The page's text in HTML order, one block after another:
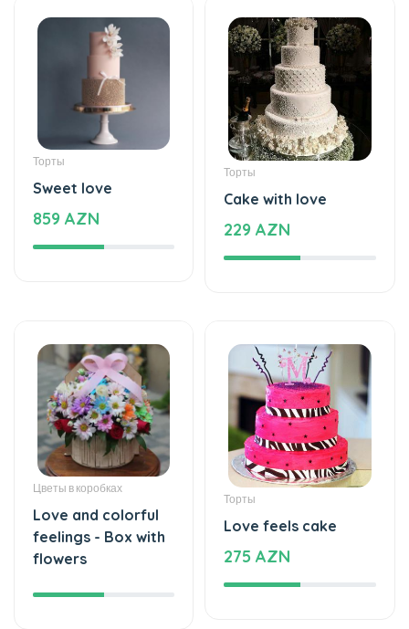
Sweet love
859 AZN
Торты
Cake with love
229 AZN
Цветы в коробках
Love and colorful
feelings - Box with
flowers
Торты
Love feels cake
275 AZN